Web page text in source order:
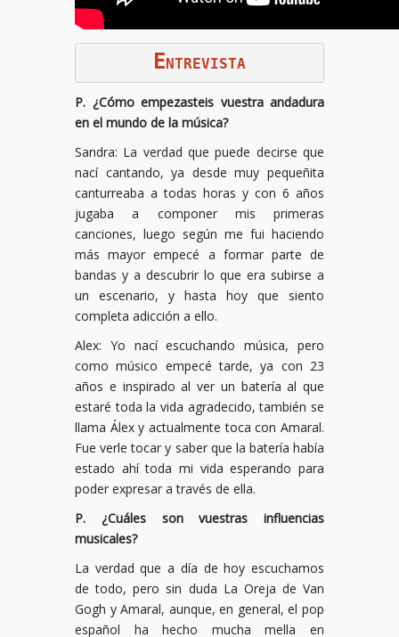
ENTREVISTA
P. ¿Cómo empezasteis vuestra andadura
en el mundo de la música?
Sandra: La verdad que puede decirse que
nací cantando, ya desde muy pequeñita
canturreaba a todas horas y con 6 años
jugaba a componer mis primeras
canciones, luego según me fui haciendo
más mayor empecé a formar parte de
bandas y a descubrir lo que era subirse a
un escenario, y hasta hoy que siento
completa adicción a ello.
Alex: Yo nací escuchando música, pero
como músico empecé tarde, ya con 23
años e inspirado al ver un batería al que
estaré toda la vida agradecido, también se
llama Álex y actualmente toca con Amaral.
Fue verle tocar y saber que la batería había
estado ahí toda mi vida esperando para
poder expresar a través de ella.
P. ¿Cuáles son vuestras influencias
musicales?
La verdad que a día de hoy escuchamos
de todo, pero sin duda La Oreja de Van
Gogh y Amaral, aunque, en general, el pop
español ha hecho mucha mella en